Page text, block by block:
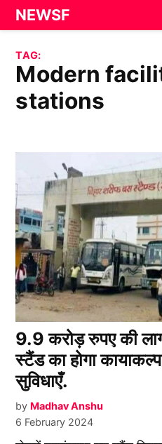
Skip
to
content
NEWSF
TAG:
modern facilities at bus
stations
9.9 करोड़ रुपए की
स्टैंड का होगा
सुविधाएँ.
by Madhav Anshu
6 February 2024